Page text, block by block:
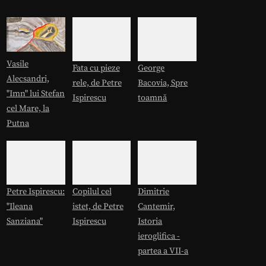
Vasile
Alecsandri,
"Imn" lui Stefan
cel Mare, la
Putna
Fata cu pieze
rele, de Petre
Ispirescu
George
Bacovia, Spre
toamnă
Petre Ispirescu:
"Ileana
Sanziana"
Copilul cel
istet, de Petre
Ispirescu
Dimitrie
Cantemir,
Istoria
ieroglifica -
partea a VII-a